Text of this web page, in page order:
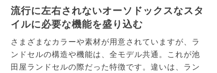
流行に左右されないオーソドックスなスタ
イルに必要な機能を盛り込む
さまざまなカラーや素材が用意されていますが、ラ
ンドセルの構造や機能は、全モデル共通。これが池
田屋ランドセルの際だった特徴です。違いは、ラン